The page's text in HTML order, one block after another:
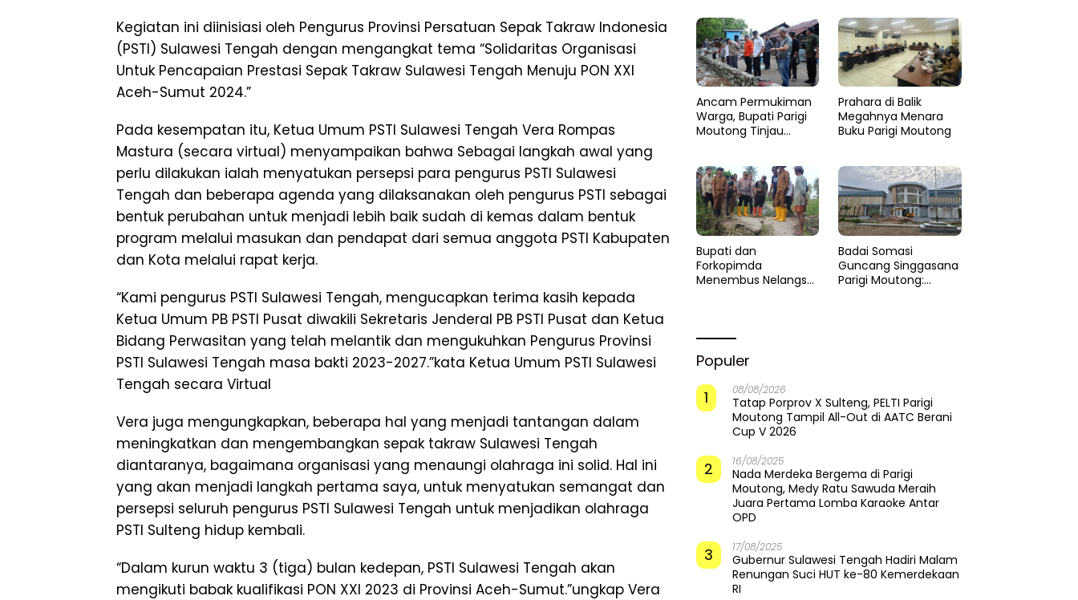
Kegiatan ini diinisiasi oleh Pengurus Provinsi Persatuan Sepak Takraw Indonesia
(PSTI) Sulawesi Tengah dengan mengangkat tema “Solidaritas Organisasi
Untuk Pencapaian Prestasi Sepak Takraw Sulawesi Tengah Menuju PON XXI
Aceh-Sumut 2024.”
Pada kesempatan itu, Ketua Umum PSTI Sulawesi Tengah Vera Rompas
Mastura (secara virtual) menyampaikan bahwa Sebagai langkah awal yang
perlu dilakukan ialah menyatukan persepsi para pengurus PSTI Sulawesi
Tengah dan beberapa agenda yang dilaksanakan oleh pengurus PSTI sebagai
bentuk perubahan untuk menjadi lebih baik sudah di kemas dalam bentuk
program melalui masukan dan pendapat dari semua anggota PSTI Kabupaten
dan Kota melalui rapat kerja.
“Kami pengurus PSTI Sulawesi Tengah, mengucapkan terima kasih kepada
Ketua Umum PB PSTI Pusat diwakili Sekretaris Jenderal PB PSTI Pusat dan Ketua
Bidang Perwasitan yang telah melantik dan mengukuhkan Pengurus Provinsi
PSTI Sulawesi Tengah masa bakti 2023-2027.”kata Ketua Umum PSTI Sulawesi
Tengah secara Virtual
Vera juga mengungkapkan, beberapa hal yang menjadi tantangan dalam
meningkatkan dan mengembangkan sepak takraw Sulawesi Tengah
diantaranya, bagaimana organisasi yang menaungi olahraga ini solid. Hal ini
yang akan menjadi langkah pertama saya, untuk menyatukan semangat dan
persepsi seluruh pengurus PSTI Sulawesi Tengah untuk menjadikan olahraga
PSTI Sulteng hidup kembali.
“Dalam kurun waktu 3 (tiga) bulan kedepan, PSTI Sulawesi Tengah akan
mengikuti babak kualifikasi PON XXI 2023 di Provinsi Aceh-Sumut.”ungkap Vera
Ancam Permukiman
Warga, Bupati Parigi
Moutong Tinjau
Penanganan Cepat
Prahara di Balik
Megahnya Menara
Buku Parigi Moutong
​Bupati dan
Forkopimda
Menembus Nelangsa
Sinergi
Badai Somasi
Guncang Singgasana
Parigi Moutong:
Populer
1
08/08/2026
Tatap Porprov X Sulteng, PELTI Parigi
Moutong Tampil All-Out di AATC Berani
Cup V 2026
2 16/08/2025
Nada Merdeka Bergema di Parigi
Moutong, Medy Ratu Sawuda Meraih
Juara Pertama Lomba Karaoke Antar
OPD
3 17/08/2025
Gubernur Sulawesi Tengah Hadiri Malam
Renungan Suci HUT ke-80 Kemerdekaan
RI